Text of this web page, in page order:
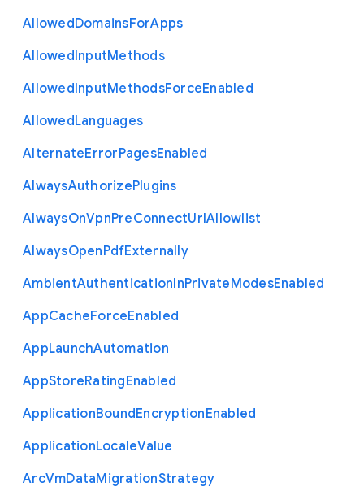
AllowedDomainsForApps
AllowedInputMethods
AllowedInputMethodsForceEnabled
AllowedLanguages
AlternateErrorPagesEnabled
AlwaysAuthorizePlugins
AlwaysOnVpnPreConnectUrlAllowlist
AlwaysOpenPdfExternally
AmbientAuthenticationInPrivateModesEnabled
AppCacheForceEnabled
AppLaunchAutomation
AppStoreRatingEnabled
ApplicationBoundEncryptionEnabled
ApplicationLocaleValue
ArcVmDataMigrationStrategy